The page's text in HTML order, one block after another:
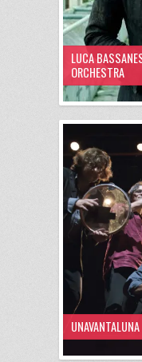
LUCA
ORCHESTRA
UNAVANTALUNA